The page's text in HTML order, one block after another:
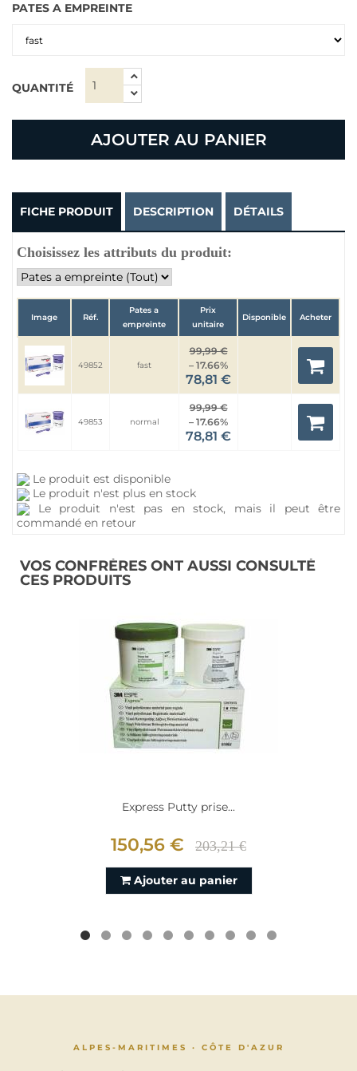
PATES A EMPREINTE
QUANTITÉ
AJOUTER AU PANIER
FICHE PRODUIT DESCRIPTION DÉTAILS
Choisissez les attributs du produit:
Image Réf.
Pates a
empreinte
Prix
unitaire
Disponible Acheter
49852 fast
99,99 €
– 17.66%
78,81 €
49853 normal
99,99 €
– 17.66%
78,81 €
Le produit est disponible
Le produit n'est plus en stock
Le produit n'est pas en stock, mais il peut être
commandé en retour
VOS CONFRÈRES ONT AUSSI CONSULTÉ
CES PRODUITS
Express Putty prise...
150,56 € 203,21 €
Ajouter au panier
ALPES-MARITIMES · CÔTE D'AZUR